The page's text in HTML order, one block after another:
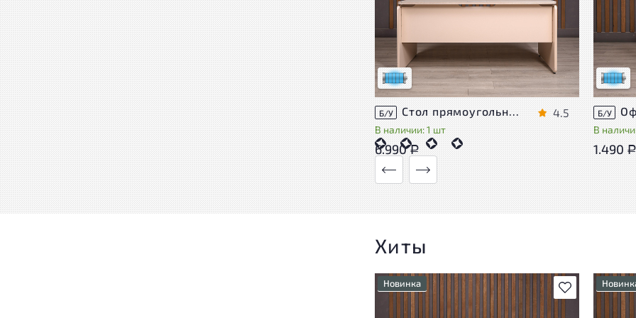
Состояние товара приближено к новому,
могут присутствовать незначительные
следы эксплуатации
Низкая степень износа
Б/У Стол прямоугольный Accord ДСП Дуб Россия
В наличии: 1 шт
4.5
6.990Р
могут
следы
Низкая
Б/У
В
1.490 Р
Хиты
В избранное
Новинка